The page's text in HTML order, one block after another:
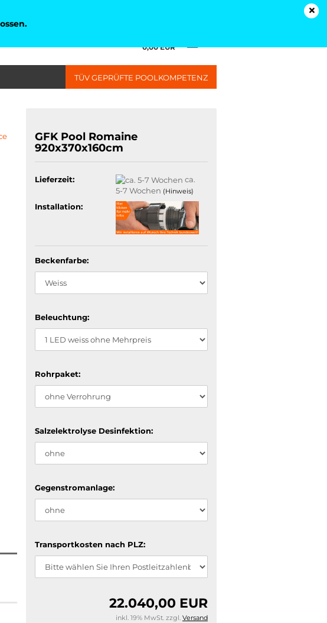
0,00 EUR
TÜV GEPRÜFTE POOLKOMPETENZ
GFK Pool Romaine
920x370x160cm
Lieferzeit:
ca.
5-7 Wochen (Hinweis)
Installation:
Beckenfarbe:
Beleuchtung:
Rohrpaket:
Salzelektrolyse Desinfektion:
Gegenstromanlage:
Transportkosten nach PLZ:
22.040,00 EUR
inkl. 19% MwSt. zzgl. Versand